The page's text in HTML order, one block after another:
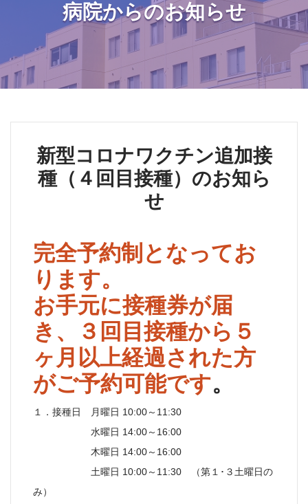
病院からのお知らせ
新型コロナワクチン追加接
種（４回目接種）のお知ら
せ
完全予約制となってお
ります。
お手元に接種券が届
き、３回目接種から５
ヶ月以上経過された方
がご予約可能です。
１．接種日 月曜日 10:00～11:30
水曜日 14:00～16:00
木曜日 14:00～16:00
土曜日 10:00～11:30 （第１･３土曜日の
み）